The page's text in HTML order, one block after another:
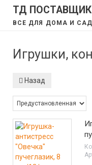
ТД ПОСТАВЩИК
ВСЕ ДЛЯ ДОМА И
Игрушки,
Назад